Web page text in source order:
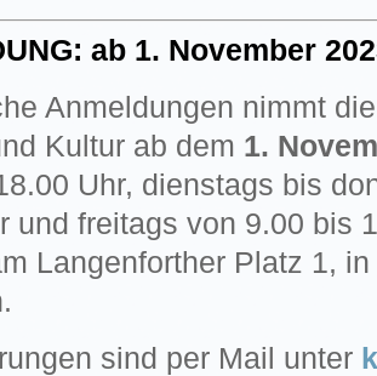
ab 1. November
Anmeldungen nimmt
Kultur ab dem 1.
Uhr, dienstags bis
und freitags von 9.00 bis
Langenforther Platz 1,
sind per Mail unter